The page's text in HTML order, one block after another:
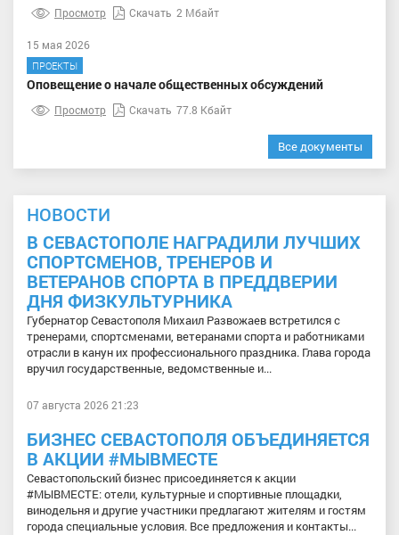
Просмотр Скачать 2 Мбайт
15 мая 2026
ПРОЕКТЫ
Оповещение о начале общественных обсуждений
Просмотр Скачать 77.8 Кбайт
Все документы
НОВОСТИ
В СЕВАСТОПОЛЕ НАГРАДИЛИ ЛУЧШИХ
СПОРТСМЕНОВ, ТРЕНЕРОВ И
ВЕТЕРАНОВ СПОРТА В ПРЕДДВЕРИИ
ДНЯ ФИЗКУЛЬТУРНИКА
Губернатор Севастополя Михаил Развожаев встретился с
тренерами, спортсменами, ветеранами спорта и работниками
отрасли в канун их профессионального праздника. Глава города
вручил государственные, ведомственные и...
07 августа 2026 21:23
БИЗНЕС СЕВАСТОПОЛЯ ОБЪЕДИНЯЕТСЯ
В АКЦИИ #МЫВМЕСТЕ
Севастопольский бизнес присоединяется к акции
#МЫВМЕСТЕ: отели, культурные и спортивные площадки,
винодельня и другие участники предлагают жителям и гостям
города специальные условия. Все предложения и контакты...